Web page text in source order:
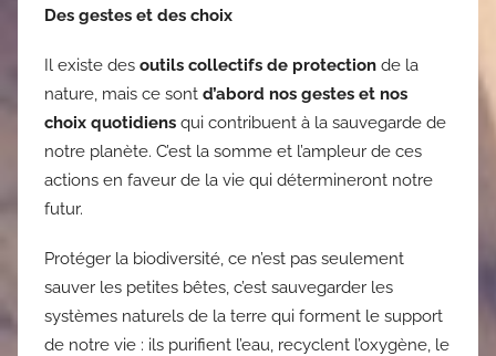
Des gestes et des choix
Il existe des outils collectifs de protection de la
nature, mais ce sont d’abord nos gestes et nos
choix quotidiens qui contribuent à la sauvegarde de
notre planète. C’est la somme et l’ampleur de ces
actions en faveur de la vie qui détermineront notre
futur.
Protéger la biodiversité, ce n’est pas seulement
sauver les petites bêtes, c’est sauvegarder les
systèmes naturels de la terre qui forment le support
de notre vie : ils purifient l’eau, recyclent l’oxygène, le